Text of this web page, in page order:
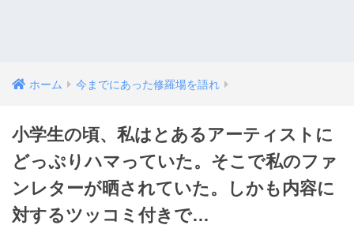
ホーム 今までにあった修羅場を語れ
小学生の頃、私はとあるアーティストに
どっぷりハマっていた。そこで私のファ
ンレターが晒されていた。しかも内容に
対するツッコミ付きで…